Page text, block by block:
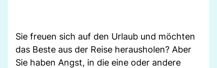
Sie freuen sich auf den Urlaub und möchten
das Beste aus der Reise herausholen? Aber
Sie haben Angst, in die eine oder andere